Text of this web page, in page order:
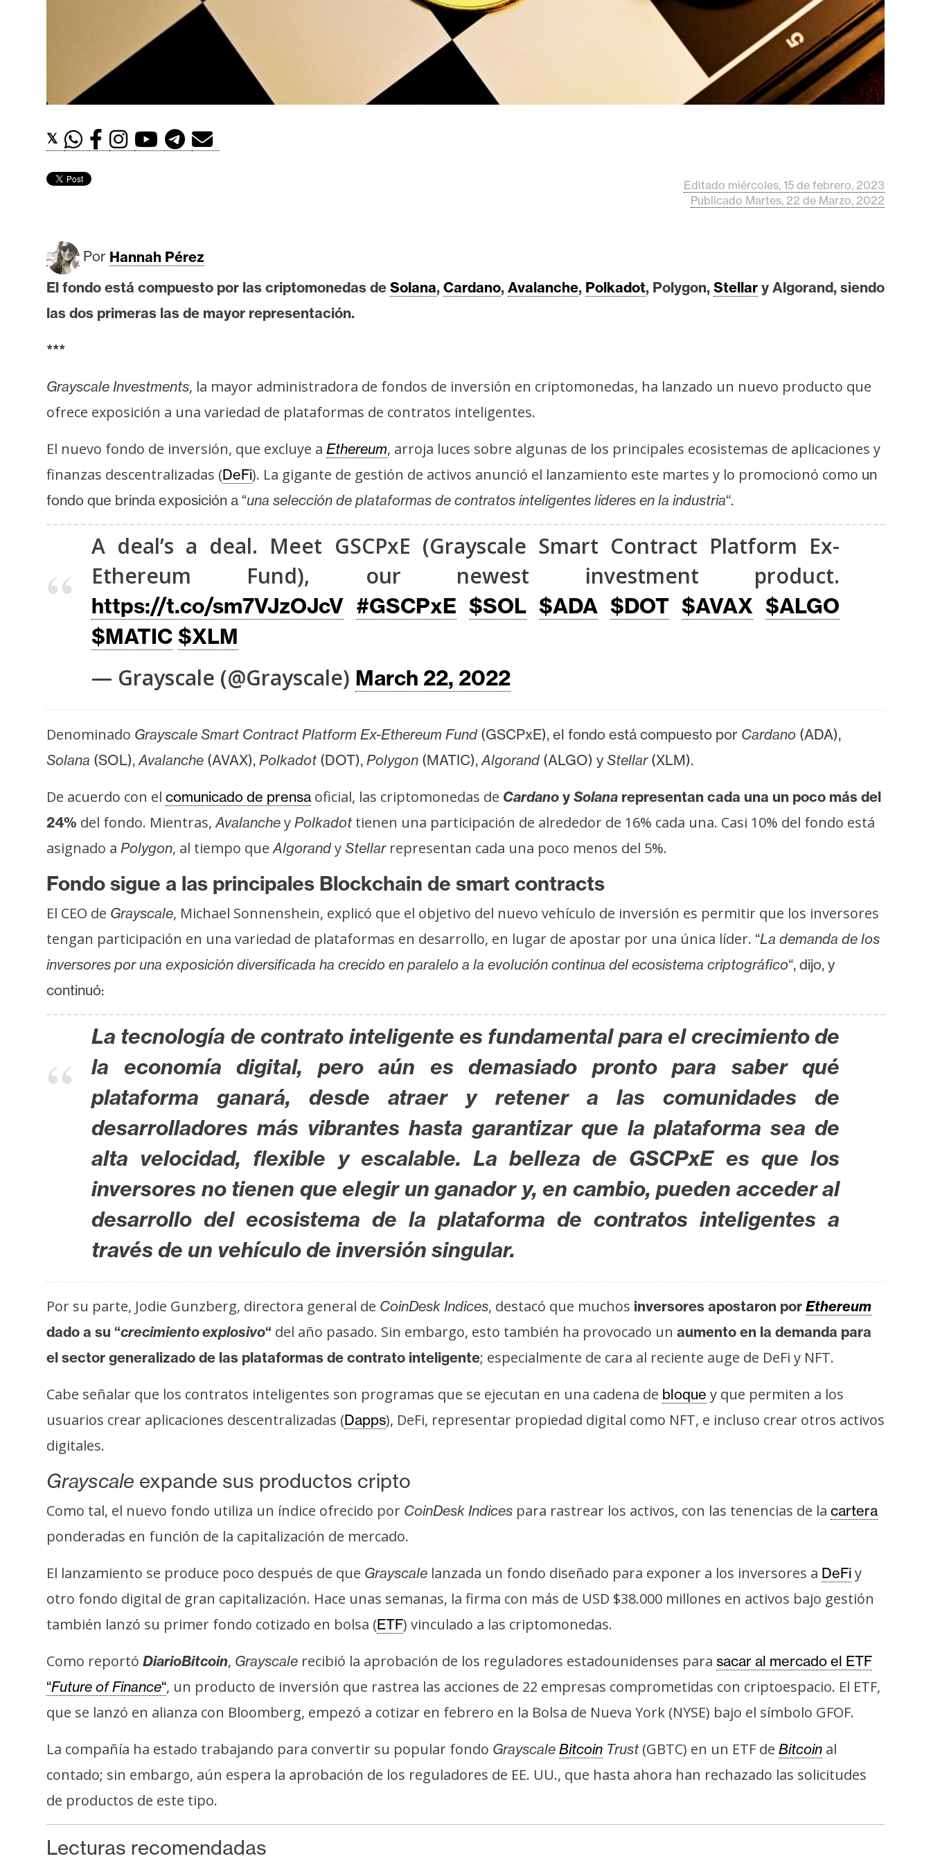
u
I
A
n
á
i
o
a
s
r
e
m
a
R
e
u
s
o
a
i
d
d
𝕏
Editado miércoles, 15 de febrero, 2023
Publicado Martes, 22 de Marzo, 2022
Por Hannah Pérez
El fondo está compuesto por las criptomonedas de Solana, Cardano, Avalanche, Polkadot, Polygon, Stellar y Algorand, siendo
las dos primeras las de mayor representación.
***
Grayscale Investments, la mayor administradora de fondos de inversión en criptomonedas, ha lanzado un nuevo producto que
ofrece exposición a una variedad de plataformas de contratos inteligentes.
El nuevo fondo de inversión, que excluye a Ethereum, arroja luces sobre algunas de los principales ecosistemas de aplicaciones y
finanzas descentralizadas (DeFi). La gigante de gestión de activos anunció el lanzamiento este martes y lo promocionó como un
fondo que brinda exposición a “una selección de plataformas de contratos inteligentes líderes en la industria“.
A deal’s a deal. Meet GSCPxE (Grayscale Smart Contract Platform Ex-
Ethereum Fund), our newest investment product.
https://t.co/sm7VJzOJcV #GSCPxE $SOL $ADA $DOT $AVAX $ALGO
$MATIC $XLM
— Grayscale (@Grayscale) March 22, 2022
Denominado Grayscale Smart Contract Platform Ex-Ethereum Fund(GSCPxE), el fondo está compuesto por Cardano (ADA),
Solana (SOL),Avalanche (AVAX), Polkadot (DOT), Polygon (MATIC),Algorand(ALGO) y Stellar(XLM).
De acuerdo con el comunicado de prensa oficial, las criptomonedas de Cardano y Solana representan cada una un poco más del
24% del fondo. Mientras,Avalanche y Polkadot tienen una participación de alrededor de 16% cada una. Casi 10% del fondo está
asignado a Polygon, al tiempo queAlgorandy Stellarrepresentan cada una poco menos del 5%.
Fondo sigue a las principales Blockchain de smart contracts
El CEO de Grayscale, Michael Sonnenshein, explicó que el objetivo del nuevo vehículo de inversión es permitir que los inversores
tengan participación en una variedad de plataformas en desarrollo, en lugar de apostar por una única líder. “La demanda de los
inversores por una exposición diversificada ha crecido en paralelo a la evolución continua del ecosistema criptográfico“, dijo, y
continuó:
La tecnología de contrato inteligente es fundamental para el crecimiento de
la economía digital, pero aún es demasiado pronto para saber qué
plataforma ganará, desde atraer y retener a las comunidades de
desarrolladores más vibrantes hasta garantizar que la plataforma sea de
alta velocidad, flexible y escalable. La belleza de GSCPxE es que los
inversores no tienen que elegir un ganador y, en cambio, pueden acceder al
desarrollo del ecosistema de la plataforma de contratos inteligentes a
través de un vehículo de inversión singular.
Por su parte, Jodie Gunzberg, directora general de CoinDesk Indices, destacó que muchos inversores apostaron por Ethereum
dado a su “crecimiento explosivo“ del año pasado. Sin embargo, esto también ha provocado un aumento en la demanda para
el sector generalizado de las plataformas de contrato inteligente; especialmente de cara al reciente auge de DeFi y NFT.
Cabe señalar que los contratos inteligentes son programas que se ejecutan en una cadena de bloque y que permiten a los
usuarios crear aplicaciones descentralizadas (Dapps), DeFi, representar propiedad digital como NFT, e incluso crear otros activos
digitales.
Grayscale expande sus productos cripto
Como tal, el nuevo fondo utiliza un índice ofrecido por CoinDesk Indices para rastrear los activos, con las tenencias de la cartera
ponderadas en función de la capitalización de mercado.
El lanzamiento se produce poco después de que Grayscale lanzada un fondo diseñado para exponer a los inversores a DeFi y
otro fondo digital de gran capitalización. Hace unas semanas, la firma con más de USD $38.000 millones en activos bajo gestión
también lanzó su primer fondo cotizado en bolsa (ETF) vinculado a las criptomonedas.
Como reportó DiarioBitcoin, Grayscale recibió la aprobación de los reguladores estadounidenses para sacar al mercado el ETF
“Future of Finance“, un producto de inversión que rastrea las acciones de 22 empresas comprometidas con criptoespacio. El ETF,
que se lanzó en alianza con Bloomberg, empezó a cotizar en febrero en la Bolsa de Nueva York (NYSE) bajo el símbolo GFOF.
La compañía ha estado trabajando para convertir su popular fondo Grayscale Bitcoin Trust (GBTC) en un ETF de Bitcoin al
contado; sin embargo, aún espera la aprobación de los reguladores de EE. UU., que hasta ahora han rechazado las solicitudes
de productos de este tipo.
Lecturas recomendadas